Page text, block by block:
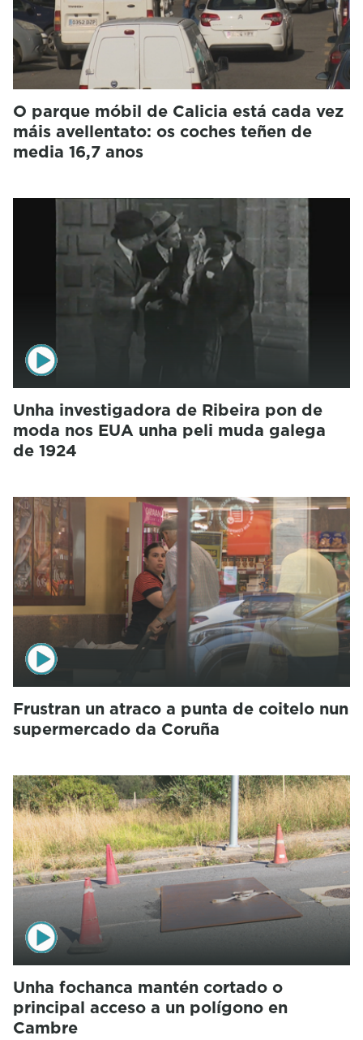
O parque móbil de Calicia está cada vez
máis avellentato: os coches teñen de
media 16,7 anos
Unha investigadora de Ribeira pon de
moda nos EUA unha peli muda galega
de 1924
Frustran un atraco a punta de coitelo nun
supermercado da Coruña
Unha fochanca mantén cortado o
principal acceso a un polígono en
Cambre